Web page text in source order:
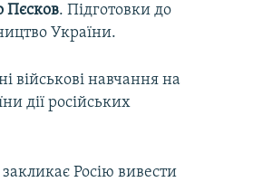
Пєсков. Підготовки до
України.
військові навчання на
дії російських
Росію вивести